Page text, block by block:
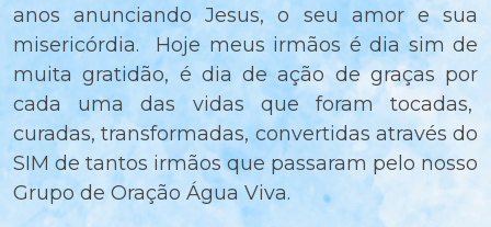
anos anunciando Jesus, o seu amor e sua
misericórdia. Hoje meus irmãos é dia sim de
muita gratidão, é dia de ação de graças por
cada uma das vidas que foram tocadas,
curadas, transformadas, convertidas através do
SIM de tantos irmãos que passaram pelo nosso
Grupo de Oração Água Viva.